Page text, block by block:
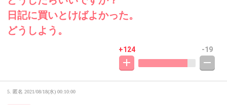
日記に買いとけばよかった。
どうしよう。
+124 -19
5. 匿名 2021/08/18(水) 00:10:00